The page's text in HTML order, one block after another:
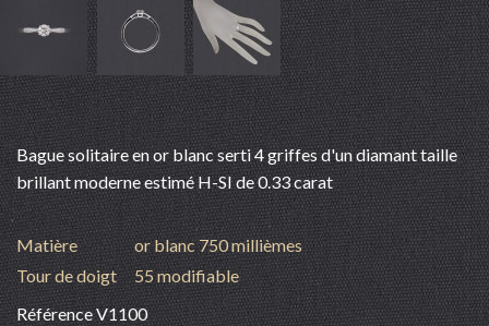
Bague solitaire en or blanc serti 4 griffes d'un diamant taille
brillant moderne estimé H-SI de 0.33 carat
Matière
or blanc 750 millièmes
Tour de doigt
55 modifiable
RéférenceV1100